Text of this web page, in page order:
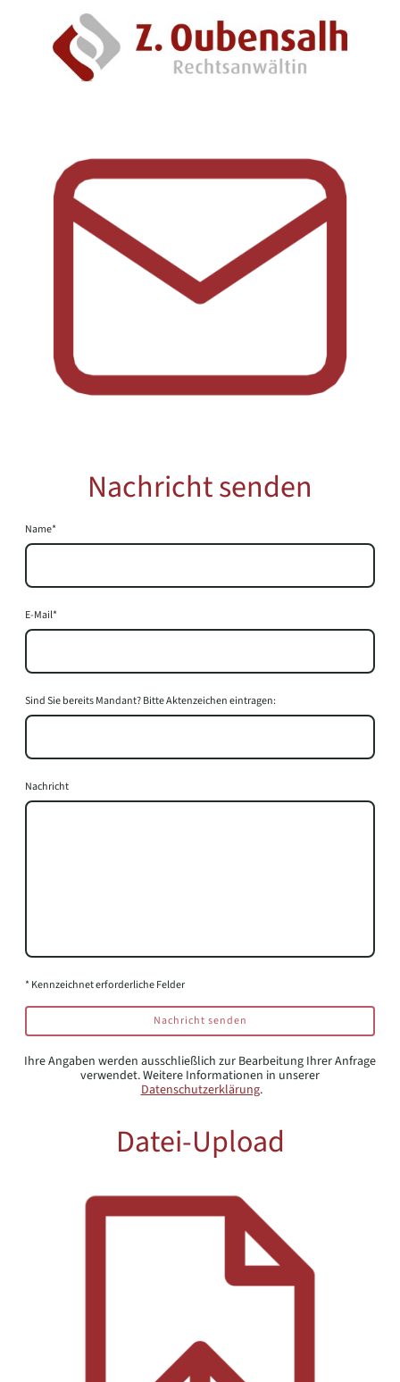
Nachricht senden
Name*
E-Mail*
Sind Sie bereits Mandant? Bitte Aktenzeichen eintragen:
Nachricht
* Kennzeichnet erforderliche Felder
Nachricht senden
Ihre Angaben werden ausschließlich zur Bearbeitung Ihrer Anfrage
verwendet. Weitere Informationen in unserer
Datenschutzerklärung.
Datei-Upload